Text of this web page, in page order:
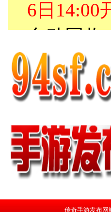
传奇手游发布网